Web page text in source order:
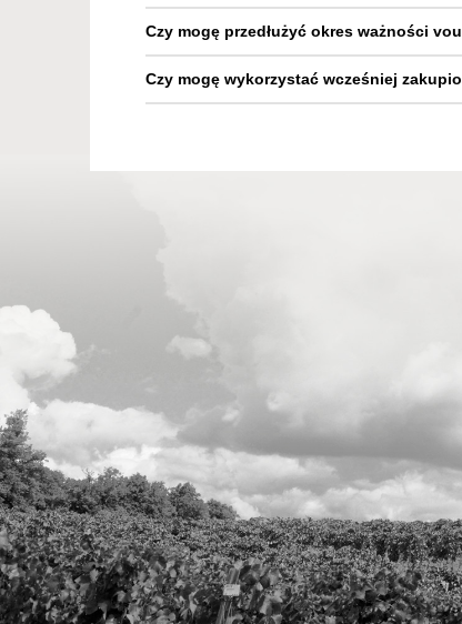
Czy mogę przedłużyć okres ważności
Czy mogę wykorzystać wcześniej